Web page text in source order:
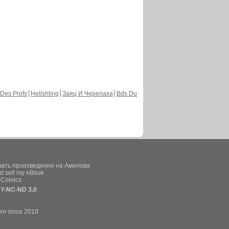
Profs Hellshling Заяц И Черепаха
Bds Du
произведение на Амилова
sell my eBook
NC-ND 3.0
since 2010